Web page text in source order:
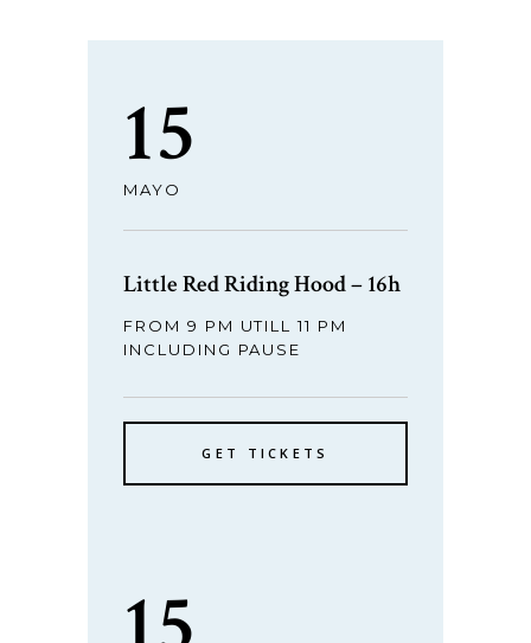
15
MAYO
Little Red Riding Hood – 16h
FROM 9 PM UTILL 11 PM
INCLUDING PAUSE
GET TICKETS